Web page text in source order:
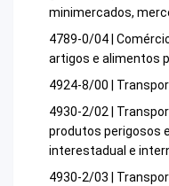
minimercados,
4789-0/04 |
artigos e alimentos
4924-8/00 |
4930-2/02 |
produtos perigosos
interestadual e
4930-2/03 |